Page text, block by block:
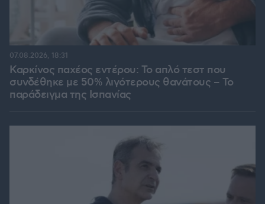
Καρκίνος παχέος εντέρου: Το απλό τεστ που
συνδέθηκε με 50% λιγότερους θανάτους – Το
παράδειγμα της Ισπανίας
07.08.2026, 18:31